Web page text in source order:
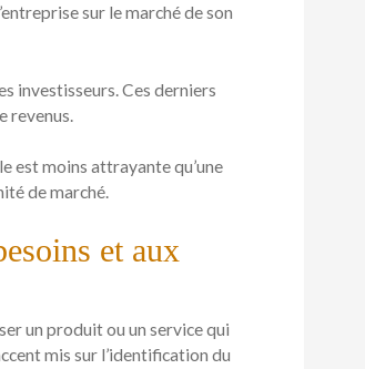
sur le marché de son
investisseurs. Ces derniers
revenus.
est moins attrayante qu’une
de marché.
et aux
un produit ou un service qui
mis sur l’identification du